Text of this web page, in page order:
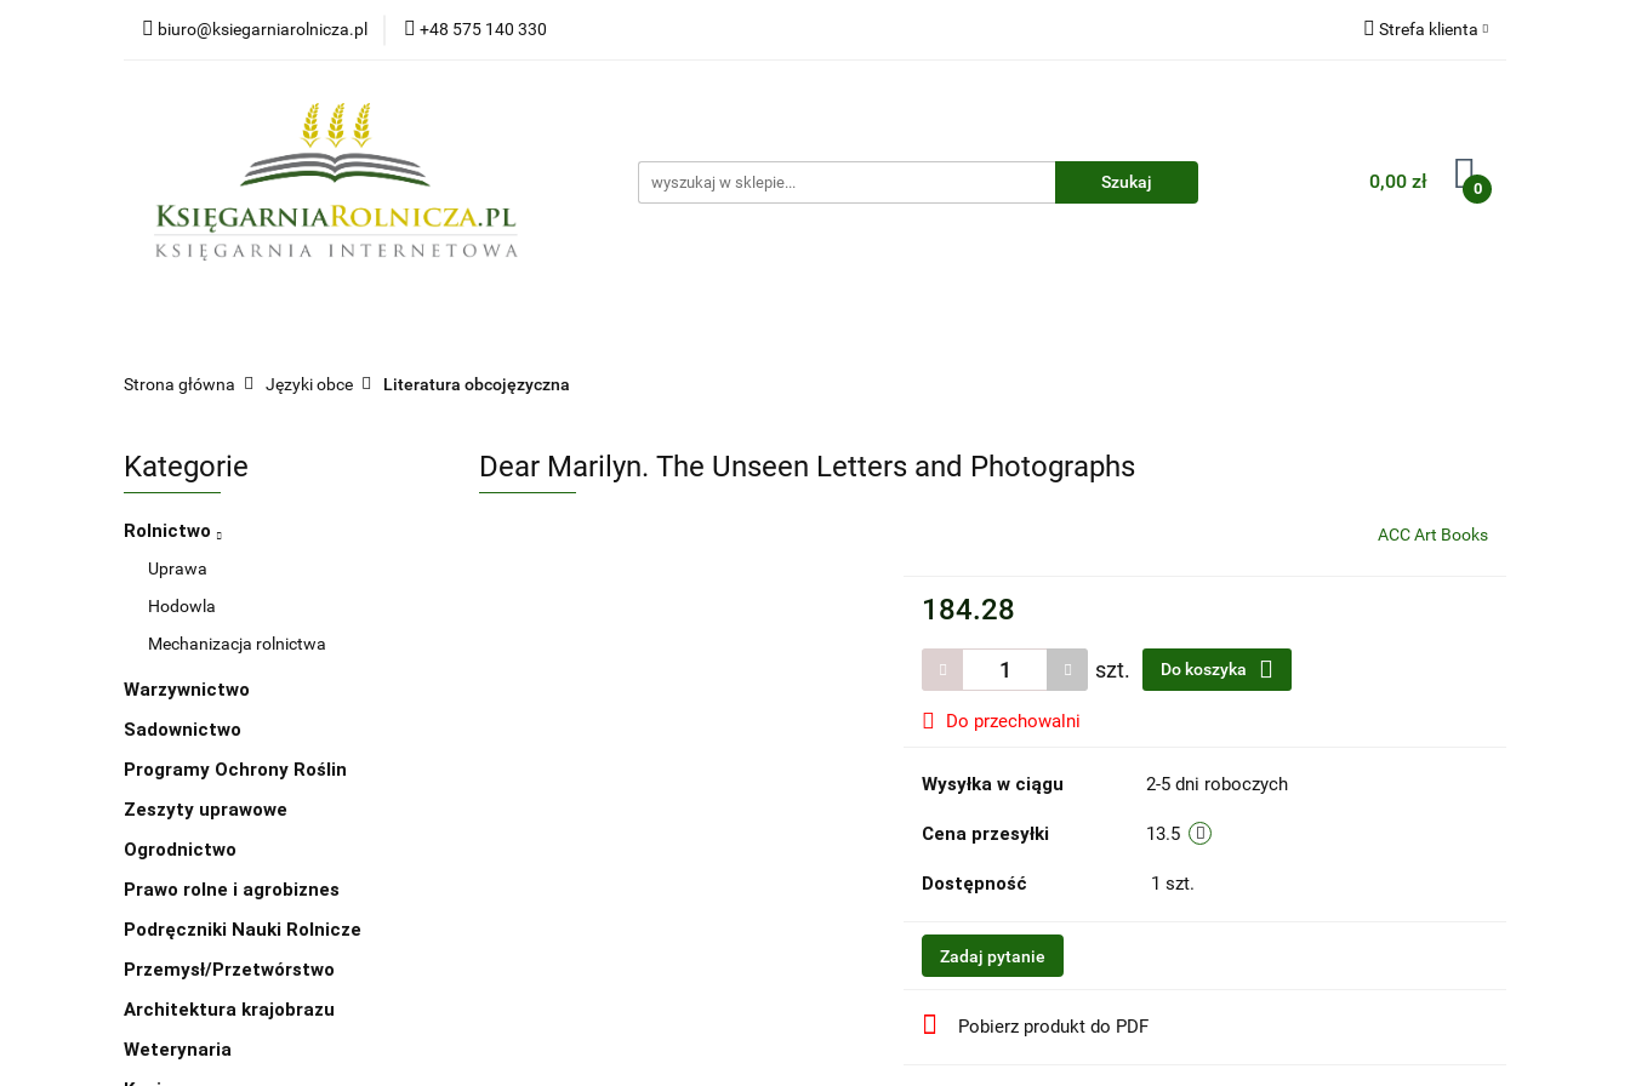
biuro@ksiegarniarolnicza.pl +48 575 140 330 Strefa klienta
Dodaj zgłoszenie
Zgody cookies
0,00 zł 0
Strona główna Języki obce Literatura obcojęzyczna
Kategorie
Rolnictwo
Uprawa
Hodowla
Mechanizacja rolnictwa
Warzywnictwo
Sadownictwo
Programy Ochrony Roślin
Zeszyty uprawowe
Ogrodnictwo
Prawo rolne i agrobiznes
Podręczniki Nauki Rolnicze
Przemysł/Przetwórstwo
Architektura krajobrazu
Weterynaria
Dear Marilyn. The Unseen Letters and Photographs
ACC Art Books
184.28
szt. Do koszyka
Do przechowalni
Wysyłka w ciągu 2-5 dni roboczych
Cena przesyłki 13.5
Dostępność 1 szt.
Zadaj pytanie
Pobierz produkt do PDF